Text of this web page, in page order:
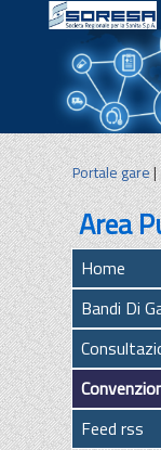
Portale gare|
Area
Home
Bandi Di
Feed rss